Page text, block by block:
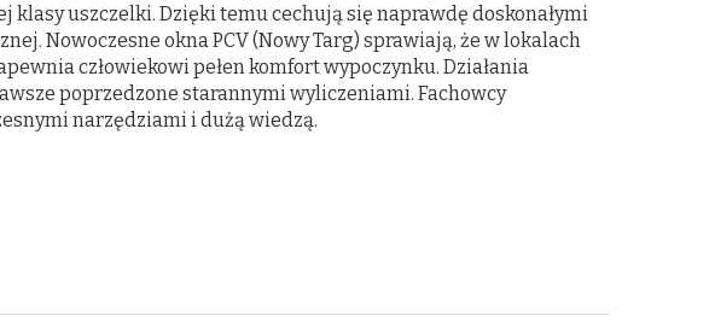
klasy uszczelki. Dzięki temu cechują się naprawdę doskonałymi
Nowoczesne okna PCV (Nowy Targ) sprawiają, że w lokalach
człowiekowi pełen komfort wypoczynku. Działania
poprzedzone starannymi wyliczeniami. Fachowcy
narzędziami i dużą wiedzą.